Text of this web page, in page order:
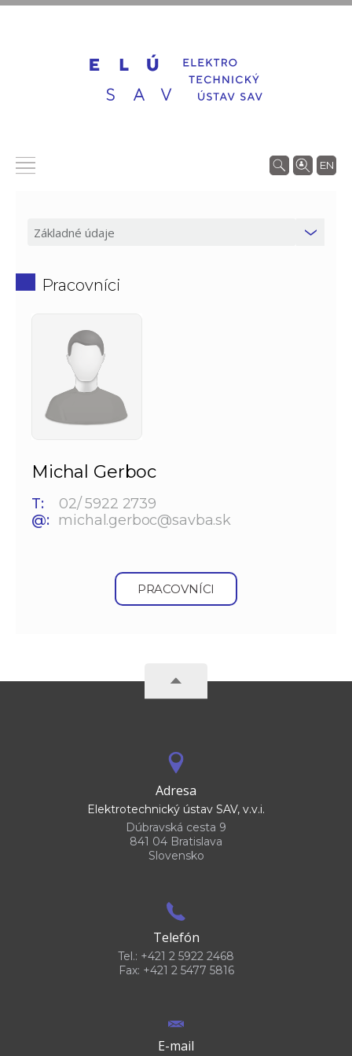
EN
Pracovníci
Michal Gerboc
T:
02/ 5922 2739
@:
michal.gerboc@savba.sk
PRACOVNÍCI
Adresa
Elektrotechnický ústav SAV, v.v.i.
Dúbravská cesta 9
841 04 Bratislava
Slovensko
Telefón
Tel.: +421 2 5922 2468
Fax: +421 2 5477 5816
E-mail